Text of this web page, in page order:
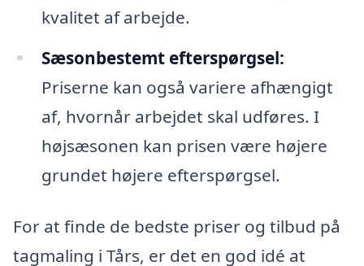
kvalitet af arbejde.
Sæsonbestemt efterspørgsel:
Priserne kan også variere afhængigt
af, hvornår arbejdet skal udføres. I
højsæsonen kan prisen være højere
grundet højere efterspørgsel.
For at finde de bedste priser og tilbud på
tagmaling i Tårs, er det en god idé at